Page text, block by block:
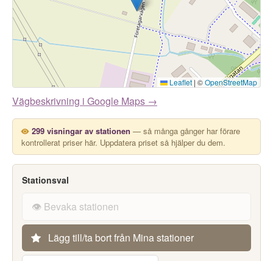
Leaflet | ©OpenStreetMap
Vägbeskrivning i Google Maps →
299 visningar av stationen — så många gånger har förare
kontrollerat priser här. Uppdatera priset så hjälper du dem.
Stationsval
👁️ Bevaka stationen
Lägg till/ta bort från Mina stationer